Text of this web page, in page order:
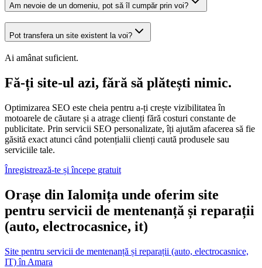
Am nevoie de un domeniu, pot să îl cumpăr prin voi?
Pot transfera un site existent la voi?
Ai amânat suficient.
Fă-ți site-ul azi, fără să plătești nimic.
Optimizarea SEO este cheia pentru a-ți crește vizibilitatea în
motoarele de căutare și a atrage clienți fără costuri constante de
publicitate. Prin servicii SEO personalizate, îți ajutăm afacerea să fie
găsită exact atunci când potențialii clienți caută produsele sau
serviciile tale.
Înregistrează-te și începe gratuit
Orașe din Ialomița unde oferim site
pentru servicii de mentenanță și reparații
(auto, electrocasnice, it)
Site pentru servicii de mentenanță și reparații (auto, electrocasnice,
IT)în Amara